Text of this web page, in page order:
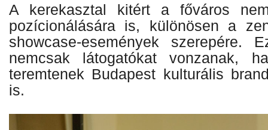
A kerekasztal kitért a főváros
pozícionálására is, különösen a
showcase-események szerepére.
nemcsak látogatókat vonzanak,
teremtenek Budapest kulturális
is.